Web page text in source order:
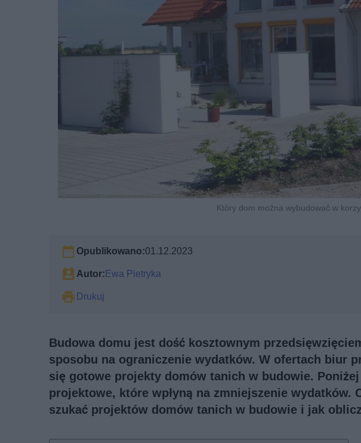
Który dom można wybudować w
Opublikowano:01.12.2023
Autor: Ewa Pietryka
Drukuj
Budowa domu jest dość kosztownym
sposobu na ograniczenie wydatków. W ofertach biur
się gotowe projekty domów tanich w budowie.
projektowe, które wpłyną na zmniejszenie wydatków.
szukać projektów domów tanich w budowie i jak